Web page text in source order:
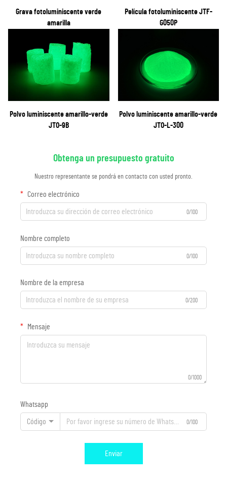
Grava fotoluminiscente verde
amarilla
Película fotoluminiscente JTF-
G050P
Polvo luminiscente amarillo-verde
JTO-9B
Polvo luminiscente amarillo-verde
JTO-L-300
Obtenga un presupuesto gratuito
Nuestro representante se pondrá en contacto con usted pronto.
Correo electrónico
0/100
Nombre completo
0/100
Nombre de la empresa
0/200
Mensaje
0/1000
Whatsapp
Código 0/100
Enviar